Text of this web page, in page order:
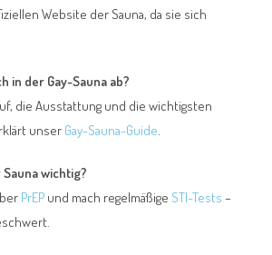
Website der Sauna, da sie sich
in der Gay-Sauna ab?
die Ausstattung und die wichtigsten
unser Gay-Sauna-Guide.
wichtig?
PrEP und mach regelmäßige STI-Tests –